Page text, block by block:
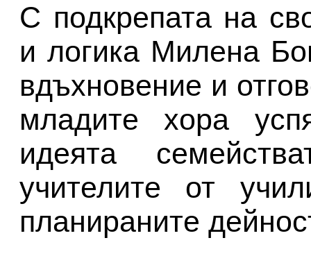
С подкрепата на
и логика Милена
вдъхновение и
младите хора
идеята
учителите от
планираните